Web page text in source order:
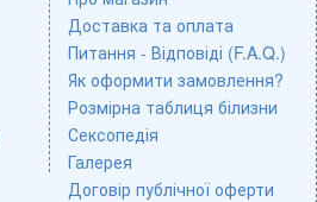
Доставка та оплата
Питання - Відповіді (F.A.Q.)
Як оформити замовлення?
Розмірна таблиця білизни
Сексопедія
Галерея
Договір публічної оферти